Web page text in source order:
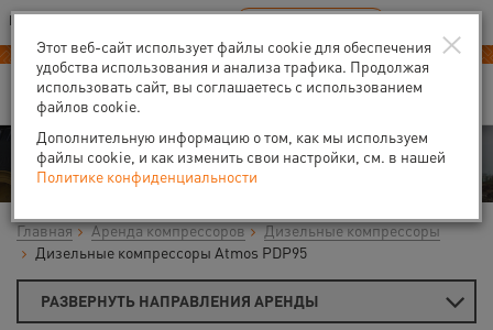
Ваш город:Калуга
В Вашем регионе нет наших офисов RU EN
Аренда
Главная Аренда компрессоров
Дизельные компрессоры
Дизельные компрессоры Atmos PDP95
РАЗВЕРНУТЬ НАПРАВЛЕНИЯ АРЕНДЫ
×
Этот веб-сайт использует файлы cookie для обеспечения
удобства использования и анализа трафика. Продолжая
использовать сайт, вы соглашаетесь с использованием
файлов cookie.
Дополнительную информацию о том, как мы используем
файлы cookie, и как изменить свои настройки, см. в нашей
Политике конфиденциальности